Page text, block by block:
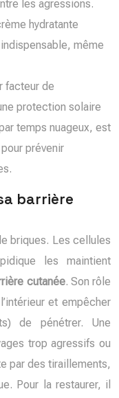
les agressions.
hydratante
même
facteur de
protection solaire
temps nuageux, est
prévenir
barrière
briques. Les cellules
les maintient
cutanée. Son rôle
et empêcher
de pénétrer. Une
trop agressifs ou
par des tiraillements,
Pour la restaurer, il